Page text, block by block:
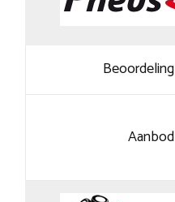
Beoordeling
Aanbod